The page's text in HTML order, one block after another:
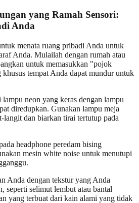
yang Ramah Sensori:
Anda
menata ruang pribadi Anda untuk
Anda. Mulailah dengan rumah atau
untuk memasukkan "pojok
khusus tempat Anda dapat mundur untuk
lampu neon yang keras dengan lampu
diredupkan. Gunakan lampu meja
langit dan biarkan tirai tertutup pada
headphone peredam bising
mesin white noise untuk menutupi
Anda dengan tekstur yang Anda
seperti selimut lembut atau bantal
yang terbuat dari kain alami yang tidak